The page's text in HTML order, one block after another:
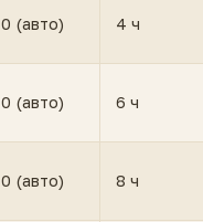
0 (авто) 4 ч
0 (авто) 6 ч
0 (авто) 8 ч